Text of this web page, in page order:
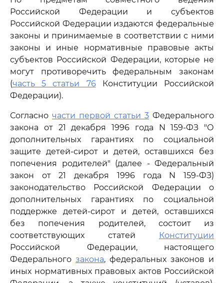
Российской Федерации и субъектов
Российской Федерации издаются федеральные
законы и принимаемые в соответствии с ними
законы и иные нормативные правовые акты
субъектов Российской Федерации, которые не
могут противоречить федеральным законам
(часть 5 статьи 76Конституции Российской
Федерации).
Согласно части первой статьи 3 Федерального
закона от 21 декабря 1996 года N 159-ФЗ "О
дополнительных гарантиях по социальной
защите детей-сирот и детей, оставшихся без
попечения родителей" (далее - Федеральный
закон от 21 декабря 1996 года N 159-ФЗ)
законодательство Российской Федерации о
дополнительных гарантиях по социальной
поддержке детей-сирот и детей, оставшихся
без попечения родителей, состоит из
соответствующих статей
Конституции
Российской Федерации, настоящего
Федерального закона, федеральных законов и
иных нормативных правовых актов Российской